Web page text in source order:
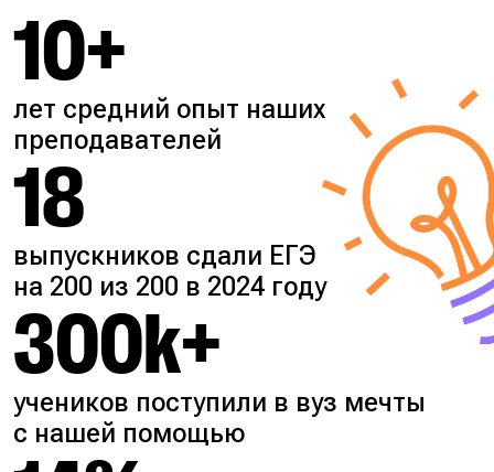
10+
лет средний опыт наших
преподавателей
18
выпускников сдали ЕГЭ
на 200 из 200 в 2024 году
300k+
учеников поступили в вуз мечты
с нашей помощью